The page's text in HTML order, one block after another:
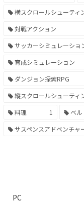
横スクロールシューティ
対戦アクション
サッカーシミュレーショ
育成シミュレーション
ダンジョン探索RPG
縦スクロールシューティ
料理
1 ベル
サスペンスアドベンチャ
PC